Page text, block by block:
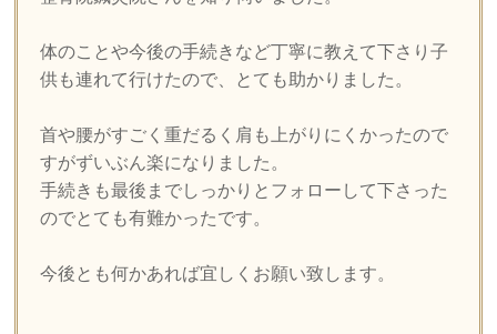
体のことや今後の手続きなど丁寧に教えて下さり子
供も連れて行けたので、とても助かりました。
首や腰がすごく重だるく肩も上がりにくかったので
すがずいぶん楽になりました。
手続きも最後までしっかりとフォローして下さった
のでとても有難かったです。
今後とも何かあれば宜しくお願い致します。